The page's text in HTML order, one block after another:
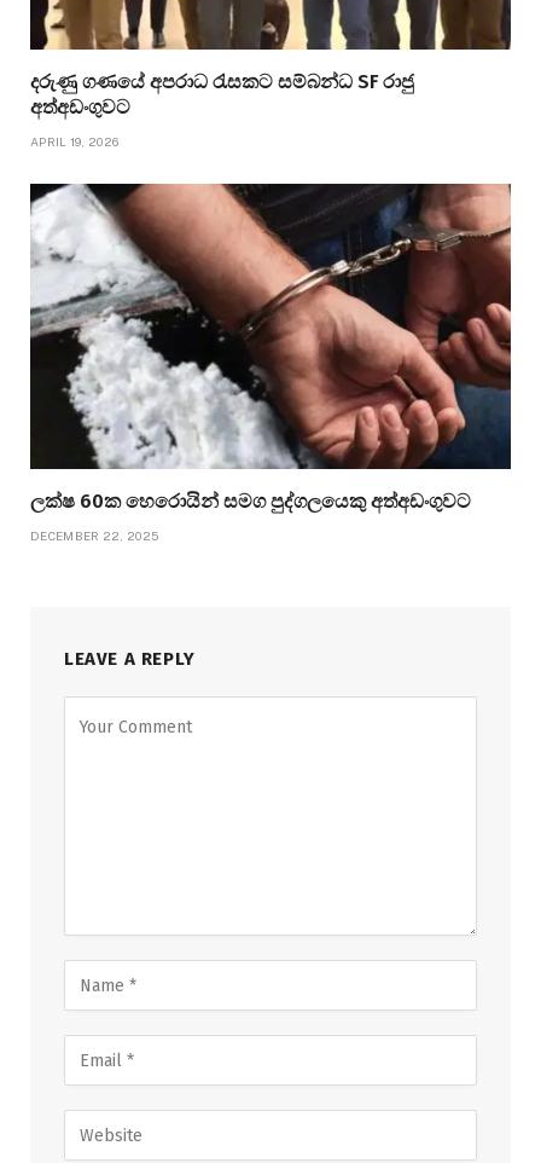
දරුණු ගණයේ අපරාධ රැසකට සම්බන්ධ SF රාජු
අත්අඩංගුවට
APRIL 19, 2026
ලක්ෂ 60ක හෙරොයින් සමග පුද්ගලයෙකු අත්අඩංගුවට
DECEMBER 22, 2025
LEAVE A REPLY